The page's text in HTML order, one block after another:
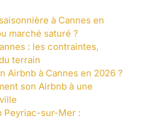
à Cannes en
marché saturé ?
: les contraintes,
terrain
Airbnb à Cannes en 2026 ?
son Airbnb à une
Peyriac-sur-Mer :